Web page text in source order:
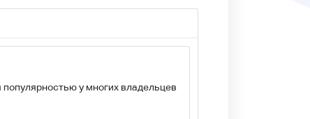
у многих владельцев